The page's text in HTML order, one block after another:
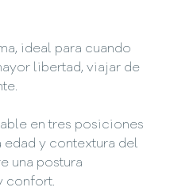
ideal para cuando
libertad, viajar de
en tres posiciones
edad y contextura del
una postura
confort.